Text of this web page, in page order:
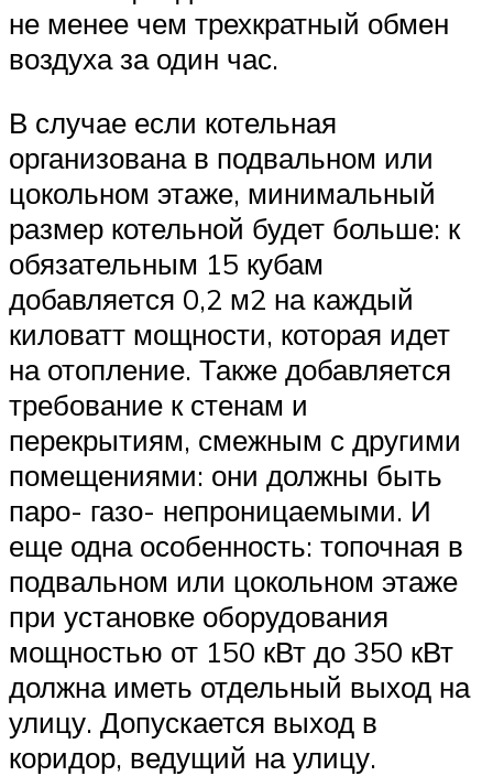
не менее чем трехкратный обмен
воздуха за один час.
В случае если котельная
организована в подвальном или
цокольном этаже, минимальный
размер котельной будет больше: к
обязательным 15 кубам
добавляется 0,2 м2 на каждый
киловатт мощности, которая идет
на отопление. Также добавляется
требование к стенам и
перекрытиям, смежным с другими
помещениями: они должны быть
паро- газо- непроницаемыми. И
еще одна особенность: топочная в
подвальном или цокольном этаже
при установке оборудования
мощностью от 150 кВт до 350 кВт
должна иметь отдельный выход на
улицу. Допускается выход в
коридор, ведущий на улицу.